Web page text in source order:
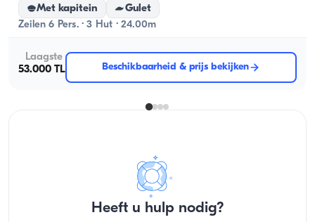
Met kapitein
Gulet
Zeilen 6 Pers. · 3 Hut · 24.00m
Laagste
53.000 TL
Beschikbaarheid & prijs bekijken
Heeft u hulp nodig?